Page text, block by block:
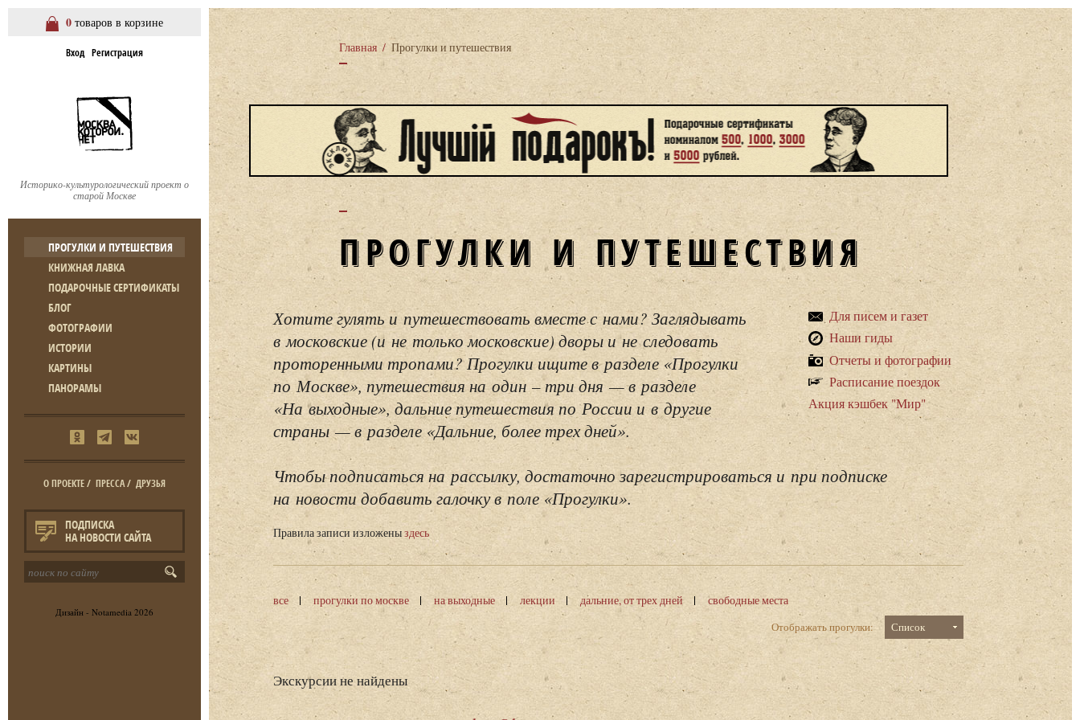
0 товаров в корзине
Вход Регистрация
Историко-культурологический проект о
старой Москве
ПРОГУЛКИ И ПУТЕШЕСТВИЯ
КНИЖНАЯ ЛАВКА
ПОДАРОЧНЫЕ СЕРТИФИКАТЫ
БЛОГ
ФОТОГРАФИИ
ИСТОРИИ
КАРТИНЫ
ПАНОРАМЫ
О ПРОЕКТЕ/ ПРЕССА/ ДРУЗЬЯ
ПОДПИСКА
НА НОВОСТИ САЙТА
Дизайн - Notamedia 2026
Главная / Прогулки и путешествия
ПРОГУЛКИ И ПУТЕШЕСТВИЯ
Для писем и газет
Наши гиды
Отчеты и фотографии
Расписание поездок
Акция кэшбек "Мир"
Хотите гулять и путешествовать вместе с нами? Заглядывать
в московские (и не только московские) дворы и не следовать
проторенными тропами? Прогулки ищите в разделе «Прогулки
по Москве», путешествия на один – три дня — в разделе
«На выходные», дальние путешествия по России и в другие
страны — в разделе «Дальние, более трех дней».
Чтобы подписаться на рассылку, достаточно зарегистрироваться и при подписке
на новости добавить галочку в поле «Прогулки».
Правила записи изложеныздесь
все прогулки по москве на выходные лекции дальние, от трех дней
свободные места
Отображать прогулки:
Список
Экскурсии не найдены